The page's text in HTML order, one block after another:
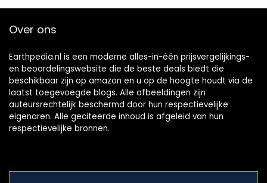
Over ons
Earthpedia.nl is een moderne alles-in-één prijsvergelijkings-
en beoordelingswebsite die de beste deals biedt die
beschikbaar zijn op amazon en u op de hoogte houdt via de
laatst toegevoegde blogs. Alle afbeeldingen zijn
auteursrechtelijk beschermd door hun respectievelijke
eigenaren. Alle geciteerde inhoud is afgeleid van hun
respectievelijke bronnen.